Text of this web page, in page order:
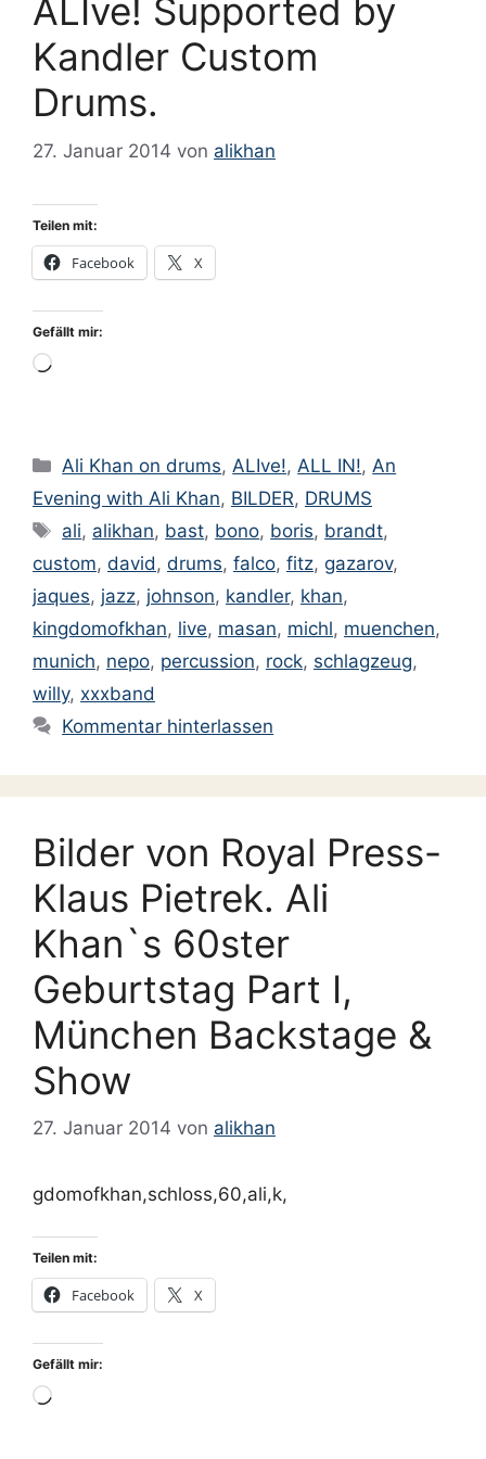
ALIve! Supported by
Kandler Custom
Drums.
27. Januar 2014 von alikhan
Teilen mit:
Facebook X
Gefällt mir:
Wird
Kategorien
Ali Khan on drums, ALIve!, ALL IN!, An
Evening with Ali Khan, BILDER, DRUMS
Schlagwörter
ali, alikhan, bast, bono, boris, brandt,
custom, david , drums, falco, fitz, gazarov,
jaques, jazz, johnson, kandler, khan,
kingdomofkhan, live, masan, michl, muenchen,
munich, nepo, percussion, rock, schlagzeug,
willy, xxxband
Kommentar hinterlassen
Bilder von Royal Press-
Klaus Pietrek. Ali
Khan`s 60ster
Geburtstag Part I,
München Backstage &
Show
27. Januar 2014 von alikhan
gdomofkhan,schloss,60,ali,k,
Teilen mit:
Facebook X
Gefällt mir:
Wird